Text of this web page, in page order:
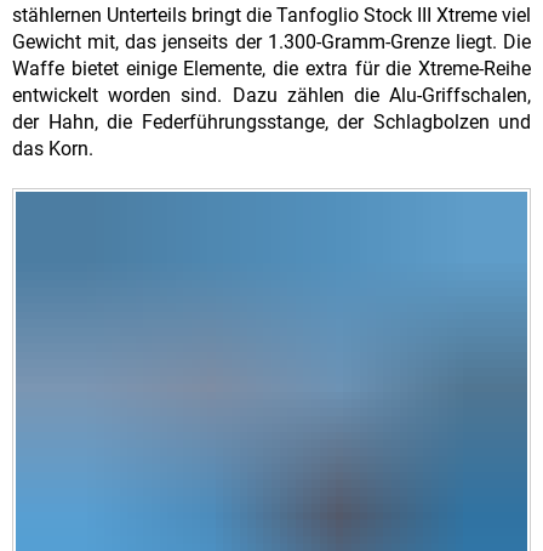
stählernen Unterteils bringt die Tanfoglio Stock III Xtreme viel
Gewicht mit, das jenseits der 1.300-Gramm-Grenze liegt. Die
Waffe bietet einige Elemente, die extra für die Xtreme-Reihe
entwickelt worden sind. Dazu zählen die Alu-Griffschalen,
der Hahn, die Federführungsstange, der Schlagbolzen und
das Korn.